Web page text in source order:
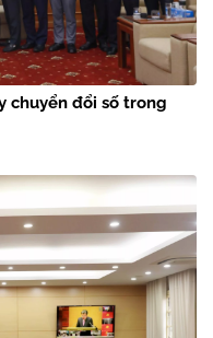
chuyển đổi số trong